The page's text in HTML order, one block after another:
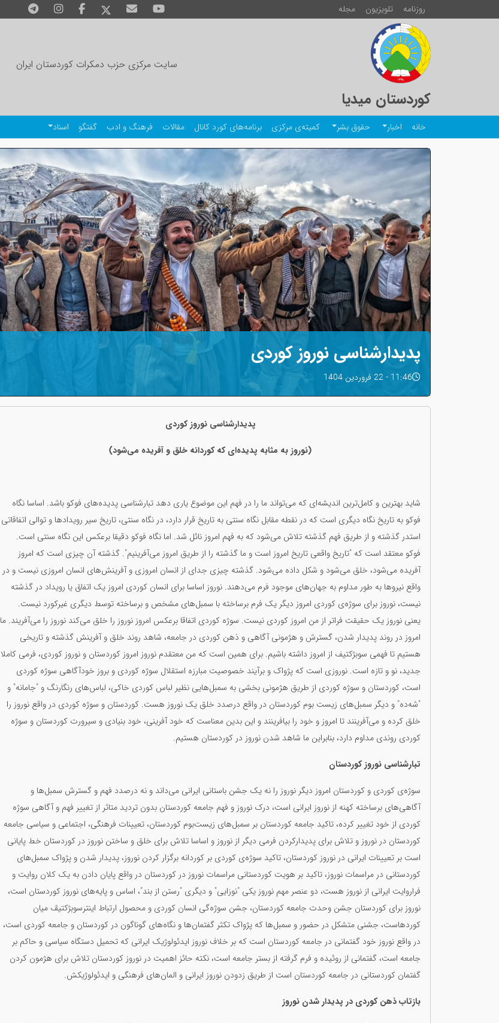
روزنامە تلویزیون مجلە
کوردستان میدیا
سایت مرکزی حزب دمکرات کوردستان ایران
خانە اخبار حقوق بشر کمیتەی مرکزی برنامەهای کورد کانال مقالات فرهنگ و ادب گفتگو اسناد
پدیدارشناسی نوروز کوردی
11:46 - 22 فروردین 1404
پدیدارشناسی نوروز کوردی
(نوروز بە مثابە پدیدەای کە کوردانە خلق و آفریدە می‌شود)
شاید بهترین و کامل‌ترین اندیشه‌ای که می‌تواند ما را در فهم این موضوع یاری دهد تبارشناسی پدیدەهای فوکو باشد. اساسا نگاه
فوکو به تاریخ نگاه دیگری است که در نقطه مقابل نگاه سنتی بە تاریخ قرار دارد، در نگاه سنتی، تاریخ سیر رویدادها و توالی اتفاقاتی
استدر گذشتە و از طریق فهم گذشته تلاش می‌شود که به فهم امروز نائل شد. اما نگاه فوکو دقیقا برعکس این نگاه سنتی است.
فوکو معتقد است که "تاریخ واقعی تاریخ امروز است و ما گذشته را از طریق امروز می‌آفرینیم". گذشته آن چیزی است که امروز
آفریده می‌شود، خلق می‌شود و شکل داده می‌شود. گذشته چیزی جدای از انسان امروزی و آفرینش‌های انسان امروزی نیست و در
واقع نیروها به طور مداوم به جهان‌های موجود فرم می‌دهند. نوروز اساسا برای انسان کوردی امروز یک اتفاق یا رویداد در گذشته
نیست، نوروز برای سوژەی کوردی امروز دیگر یک فرم برساختە با سمبل‌های مشخص و برساختە توسط دیگری غیرکورد نیست.
یعنی نوروز یک حقیقت فراتر از من امروز کوردی نیست. سوژه کوردی اتفاقا برعکس امروز نوروز را خلق می‌کند نوروز را می‌آفریند. ما
امروز در روند پدیدار شدن، گسترش و هژمونی آگاهی و ذهن کوردی در جامعه، شاهد روند خلق و آفرینش گذشته و تاریخی
هستیم تا فهمی سوبژکتیف از امروز داشته باشیم. برای همین است که من معتقدم نوروز امروز کوردستان و نوروز کوردی، فرمی کاملا
جدید، نو و تازه است. نوروزی است که پژواک و برآیند خصوصیت مبارزه استقلال سوژه کوردی و بروز خودآگاهی سوژه کوردی
است، کوردستان و سوژه کوردی از طریق هژمونی بخشی به سمبل‌هایی نظیر لباس کوردی خاکی، لباس‌های رنگارنگ و "جامانه" و
"شه‌ده" و دیگر سمبل‌های زیست بوم کوردستان در واقع درصدد خلق یک نوروز هست. کوردستان و سوژه کوردی در واقع نوروز را
خلق کرده و می‌آفرینند تا امروز و خود را بیافرینند و این بدین معناست که خود آفرینی، خود بنیادی و سیرورت کوردستان و سوژه
کوردی روندی مداوم دارد، بنابراین ما شاهد شدن نوروز در کوردستان هستیم.
تبارشناسی نوروز کوردستان
سوژەی کوردی و کوردستان امروز دیگر نوروز را نە یک جشن باستانی ایرانی می‌داند و نە درصدد فهم و گسترش سمبل‌ها و
آگاهی‌های برساختە کهنە از نوروز ایرانی است، درک نوروز و فهم جامعە کوردستان بدون تردید متاثر از تغییر فهم و آگاهی سوژە
کوردی از خود تغییر کردە، تاکید جامعە کوردستان بر سمبل‌های زیست‌بوم کوردستان، تعیینات فرهنگی، اجتماعی و سیاسی جامعە
کوردستان در نوروز و تلاش برای پدیدارکردن فرمی دیگر از نوروز و اساسا تلاش برای خلق و ساختن نوروز در کوردستان خط پایانی
است بر تعیینات ایرانی در نوروز کوردستان، تاکید سوژەی کوردی بر کوردانە برگزار کردن نوروز، پدیدار شدن و پژواک سمبل‌های
کوردستانی در مراسمات نوروز، تاکید بر هویت کوردستانی مراسمات نوروز در کوردستان در واقع پایان دادن بە یک کلان روایت و
فراروایت ایرانی از نوروز هست، دو عنصر مهم نوروز یکی "نوزایی" و دیگری "رستن از بند"، اساس و پایەهای نوروز کوردستان است،
نوروز برای کوردستان جشن وحدت جامعە کوردستان، جشن سوژەگی انسان کوردی و محصول ارتباط اینترسوبژکتیڤ میان
کوردهاست، جشنی متشکل در حضور و سمبل‌ها کە پژواک تکثر گفتمان‌ها و نگاه‌های گوناگون در کوردستان و جامعە کوردی است،
در واقع نوروز خود گفتمانی در جامعە کوردستان است کە بر خلاف نوروز ایدئولوژیک ایرانی کە تحمیل دستگاه سیاسی و حاکم بر
جامعە است، گفتمانی از روئیدە و فرم گرفتە از بستر جامعە است، نکتە حائز اهمیت در نوروز کوردستان تلاش برای هژمون کردن
گفتمان کوردستانی در جامعە کوردستان است از طریق زدودن نوروز ایرانی و المان‌های فرهنگی و ایدئولوژیکش.
بازتاب ذهن کوردی در پدیدار شدن نوروز